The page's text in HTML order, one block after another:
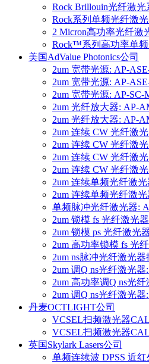
Rock Brillouin光纤激光
Rock系列单频光纤激
2 Micron高功率光纤激
Rock™系列高功率单
美国AdValue Photonics公司
2um 宽带光源: AP-
2um 宽带光源: AP-
2um 宽带光源: AP-SC-
2um 光纤放大器: AP-
2um 光纤放大器: AP-
2um 连续 CW 光纤激
2um 连续 CW 光纤激
2um 连续 CW 光纤激
2um 连续 CW 光纤激
2um 连续单频光纤激光
2um 连续单频光纤激光
单频脉冲光纤激光器:
2um 锁模 fs 光纤激光
2um 锁模 ps 光纤激光
2um 高功率锁模 fs 光
2um ns脉冲光纤激光
2um 调Q ns光纤激光器
2um 高功率调Q ns光纤
2um 调Q ns光纤激光
丹麦OCTLIGHT公司
VCSEL扫频激光器
VCSEL扫频激光器
英国Skylark Lasers公司
单频连续波 DPSS 近